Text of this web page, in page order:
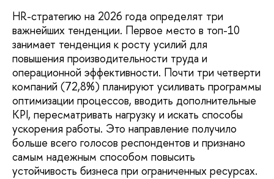
HR-стратегию на 2026 года определят три
важнейших тенденции. Первое место в топ-10
занимает тенденция к росту усилий для
повышения производительности труда и
операционной эффективности. Почти три четверти
компаний (72,8%) планируют усиливать программы
оптимизации процессов, вводить дополнительные
KPI, пересматривать нагрузку и искать способы
ускорения работы. Это направление получило
больше всего голосов респондентов и признано
самым надежным способом повысить
устойчивость бизнеса при ограниченных ресурсах.